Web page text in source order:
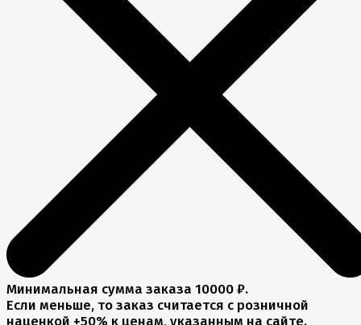
Минимальная сумма заказа 10000 ₽.
Если меньше, то заказ считается с розничной
наценкой +50% к ценам, указанным на сайте.